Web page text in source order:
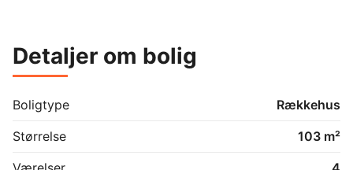
daginstitutioner og byens café- og kulturliv. Du får det
bedste fra begge verdener – fredelige omgivelser og
3 værelser – perfekt til familien eller parret, der ønsker
ekstra plads
sofagruppe
Detaljer om bolig
Boligtype
Rækkehus
Størrelse
103 m²